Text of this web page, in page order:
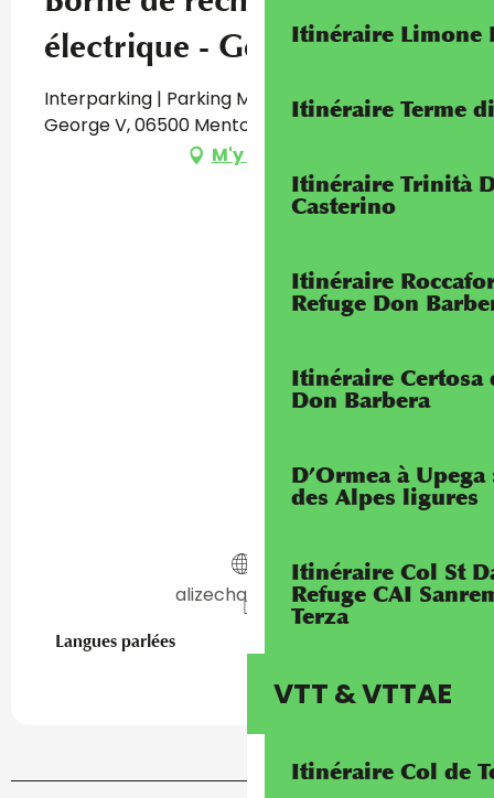
Itinéraire Limone
Itinéraire Terme
Itinéraire Trinità
Casterino
Itinéraire
Refuge Don
Itinéraire Certosa
Don Barbera
D’Ormea à
des Alpes ligures
Itinéraire Col St
Refuge CAI
Terza
VTT & VTTAE
Itinéraire Col de
électrique - George V
Interparking | Parking Menton George V, Cours
George V, 06500 Menton
M'y rendre
alizecharge.com
Langues parlées
Langues parlées